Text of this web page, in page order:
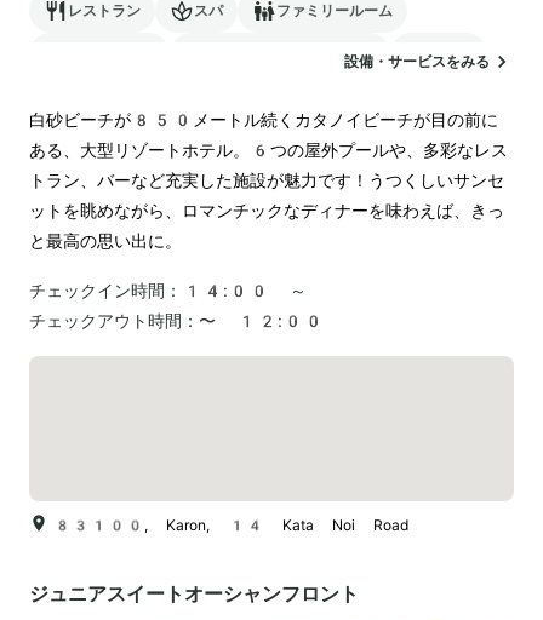
レストラン スパ ファミリールーム
24時間対応のフロント サウナ
設備・サービスをみる
白砂ビーチが850メートル続くカタノイビーチが目の前に
ある、大型リゾートホテル。6つの屋外プールや、多彩なレス
トラン、バーなど充実した施設が魅力です！うつくしいサンセ
ットを眺めながら、ロマンチックなディナーを味わえば、きっ
と最高の思い出に。
チェックイン時間：
14:00 ～
チェックアウト時間： 〜 12:00
83100, Karon, 14 Kata Noi Road
ジュニアスイートオーシャンフロント